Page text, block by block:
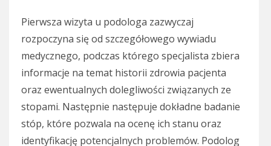
Pierwsza wizyta u podologa zazwyczaj
rozpoczyna się od szczegółowego wywiadu
medycznego, podczas którego specjalista zbiera
informacje na temat historii zdrowia pacjenta
oraz ewentualnych dolegliwości związanych ze
stopami. Następnie następuje dokładne badanie
stóp, które pozwala na ocenę ich stanu oraz
identyfikację potencjalnych problemów. Podolog